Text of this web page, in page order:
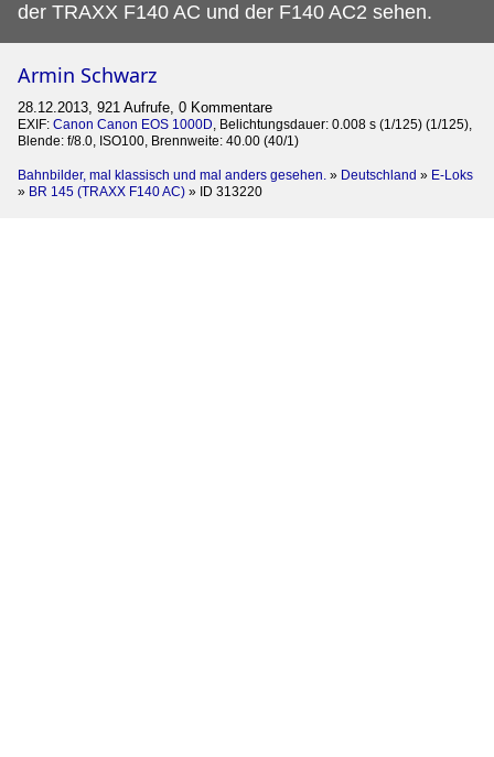
der TRAXX F140 AC und der F140 AC2 sehen.
Armin Schwarz
28.12.2013, 921 Aufrufe, 0 Kommentare
EXIF: Canon Canon EOS 1000D, Belichtungsdauer: 0.008 s (1/125) (1/125),
Blende: f/8.0, ISO100, Brennweite: 40.00 (40/1)
Bahnbilder, mal klassisch und mal anders gesehen. » Deutschland » E-Loks
» BR 145 (TRAXX F140 AC) » ID 313220